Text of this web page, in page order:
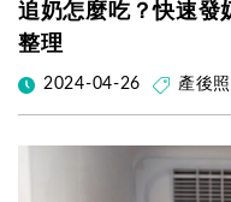
追奶怎麼吃？快速發
整理
2024-04-26 產後